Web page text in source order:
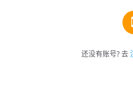
还没有账号? 去